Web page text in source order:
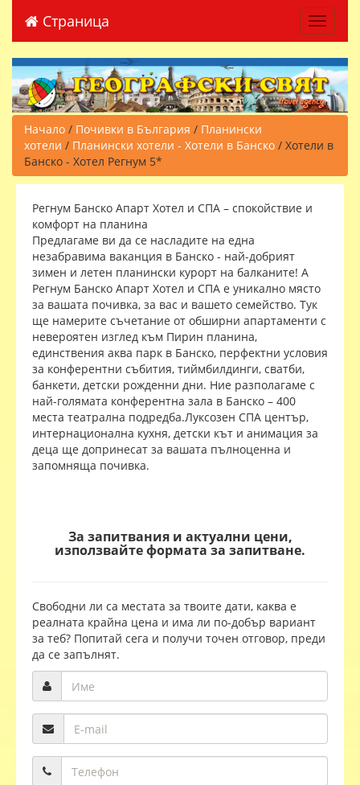
Страница Toggle
Начало / Почивки в България / Планински
хотели / Планински хотели - Хотели в Банско / Хотели в
Банско - Хотел Регнум 5*
Регнум Банско Апарт Хотел и СПА – спокойствие и
комфорт на планина
Предлагаме ви да се насладите на една
незабравима ваканция в Банско - най-добрият
зимен и летен планински курорт на балканите! А
Регнум Банско Апарт Хотел и СПА е уникално място
за вашата почивка, за вас и вашето семейство. Тук
ще намерите съчетание от обширни апартаменти с
невероятен изглед към Пирин планина,
единствения аква парк в Банско, перфектни условия
за конферентни събития, тиймбилдинги, сватби,
банкети, детски рожденни дни. Ние разполагаме с
най-голямата конферентна зала в Банско – 400
места театрална подредба.Луксозен СПА център,
интернационална кухня, детски кът и анимация за
деца ще допринесат за вашата пълноценна и
запомняща почивка.
За запитвания и актуални цени,
използвайте формата за запитване.
Свободни ли са местата за твоите дати, каква е
реалната крайна цена и има ли по-добър вариант
за теб? Попитай сега и получи точен отговор, преди
да се запълнят.